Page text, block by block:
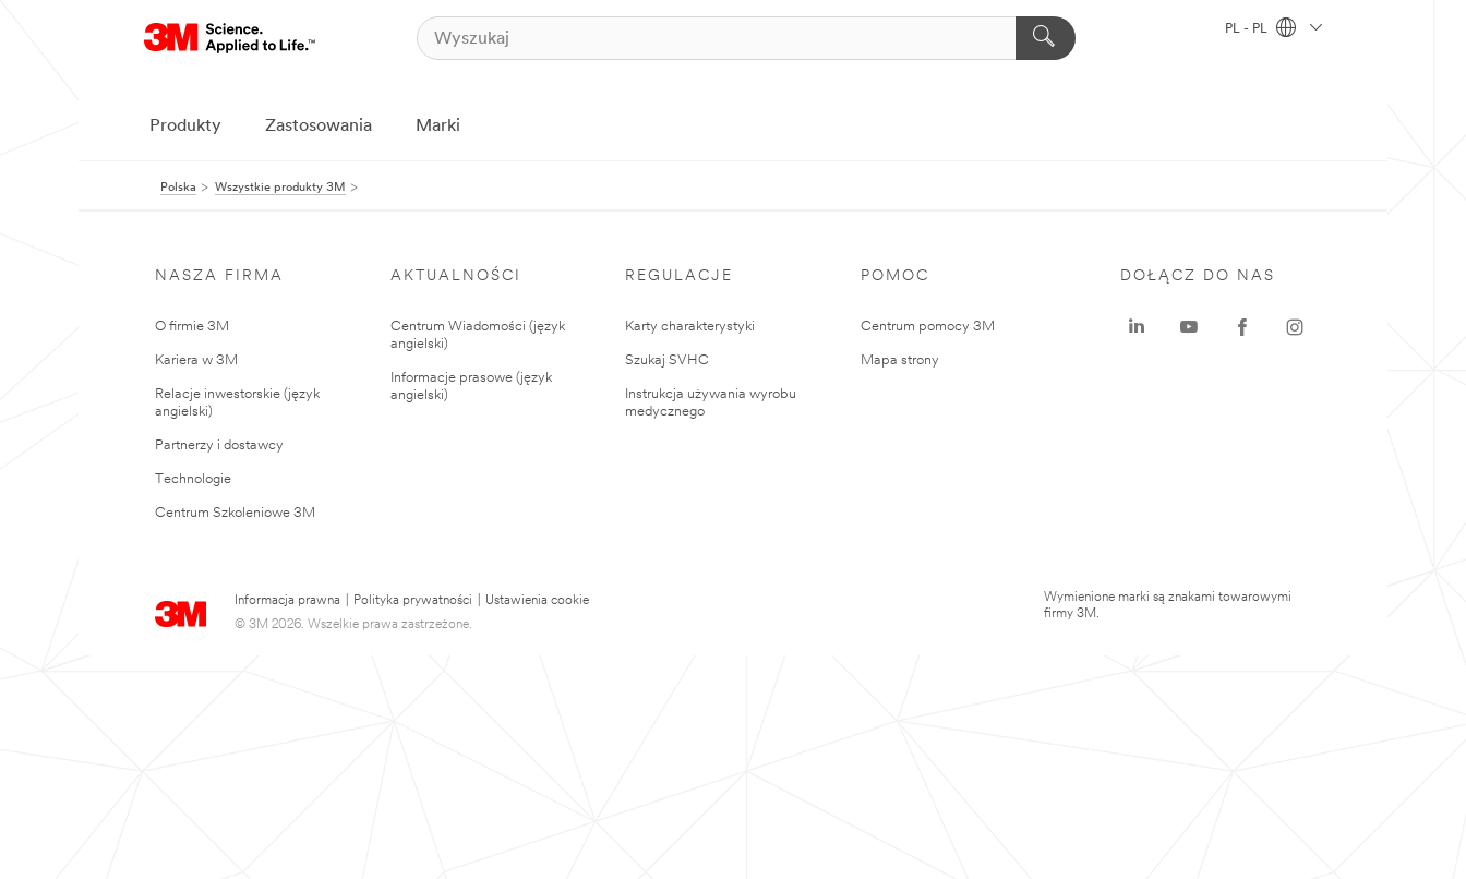
PL - PL
Produkty Zastosowania Marki
Polska Wszystkie produkty 3M
NASZA FIRMA
O firmie 3M
Kariera w 3M
Relacje inwestorskie (język
angielski)
Partnerzy i dostawcy
Technologie
Centrum Szkoleniowe 3M
AKTUALNOŚCI
Centrum Wiadomości (język
angielski)
Informacje prasowe (język
angielski)
REGULACJE
Karty charakterystyki
Szukaj SVHC
Instrukcja używania wyrobu
medycznego
POMOC
Centrum pomocy 3M
Mapa strony
Informacja prawna Polityka prywatności
Ustawienia cookie
© 3M 2026. Wszelkie prawa zastrzeżone.
DOŁĄCZ DO NAS
Wymienione marki są znakami towarowymi
firmy 3M.